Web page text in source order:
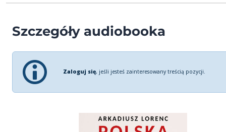
Szczegóły audiobooka
Zaloguj się, jeśli jesteś zainteresowany treścią pozycji.